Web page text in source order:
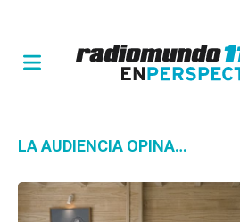
LA AUDIENCIA OPINA…